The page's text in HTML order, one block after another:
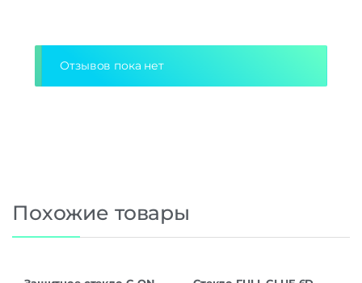
Отзывов пока нет
Похожие товары